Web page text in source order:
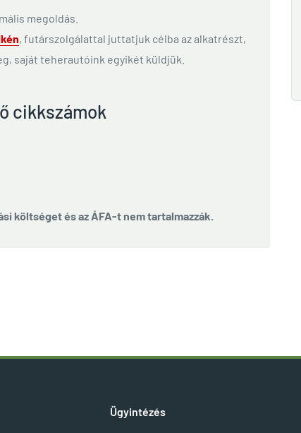
megoldás.
, futárszolgálattal juttatjuk célba az alkatrészt,
saját teherautóink egyikét küldjük.
cikkszámok
költséget és az ÁFA-t nem tartalmazzák.
Ügyintézés